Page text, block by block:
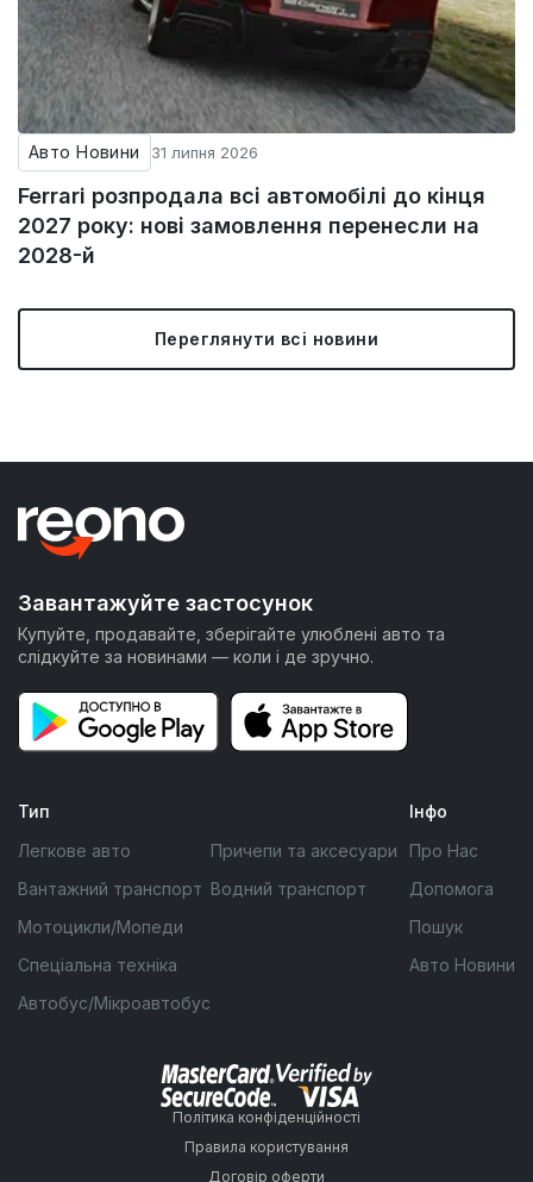
Авто Новини 31 липня 2026
Ferrari розпродала всі автомобілі до кінця
2027 року: нові замовлення перенесли на
2028-й
Переглянути всі новини
Завантажуйте застосунок
Купуйте, продавайте, зберігайте улюблені авто та
слідкуйте за новинами — коли і де зручно.
Тип
Легкове авто
Вантажний транспорт
Мотоцикли/Мопеди
Спеціальна техніка
Автобус/Мікроавтобус
Причепи та аксесуари
Водний транспорт
Інфо
Про Нас
Допомога
Пошук
Авто Новини
Політика конфіденційності
Правила користування
Договір оферти